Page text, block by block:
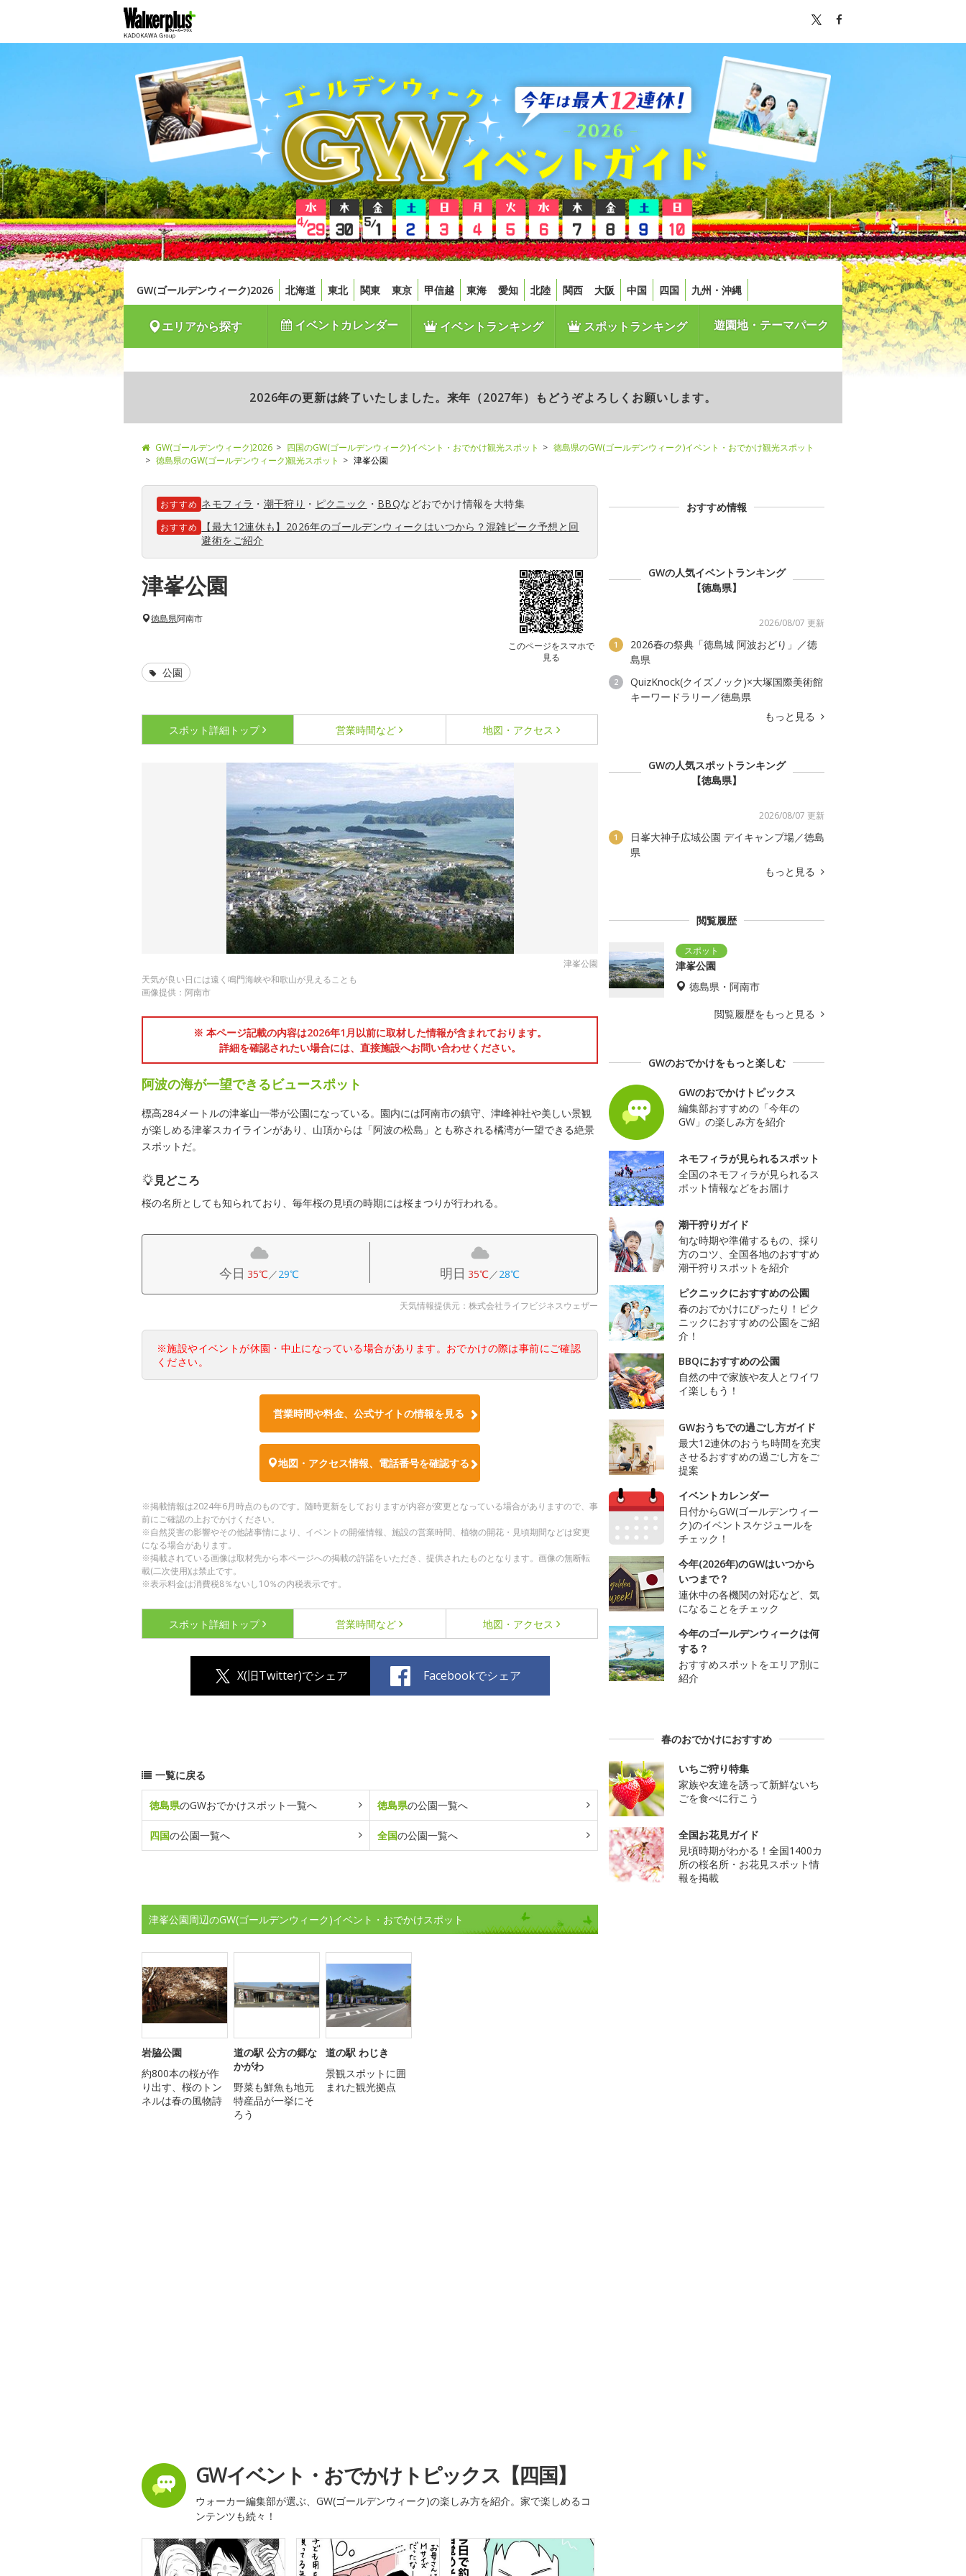
GW(ゴールデンウィーク)2026 北海道 東北 関東 東京 甲信越 東海 愛知 北陸 関西 大阪 中国 四国 九州・沖縄
エリアから探す イベントカレンダー イベントランキング スポットランキング 遊園地・テーマパーク
2026年の更新は終了いたしました。来年（2027年）もどうぞよろしくお願いします。
GW(ゴールデンウィーク)2026 四国のGW(ゴールデンウィーク)イベント・おでかけ観光スポット
徳島県のGW(ゴールデンウィーク)イベント・おでかけ観光スポット
徳島県のGW(ゴールデンウィーク)観光スポット
津峯公園
おすすめ ネモフィラ ・ 潮干狩り ・ ピクニック ・ BBQなどおでかけ情報を大特集
おすすめ
【最大12連休も】2026年のゴールデンウィークはいつから？混雑ピーク予想と回
避術をご紹介
津峯公園
このページをスマホで
見る
徳島県阿南市
公園
スポット詳細 トップ 営業時間など 地図・アクセス
津峯公園
天気が良い日には遠く鳴門海峡や和歌山が見えることも
画像提供：阿南市
※ 本ページ記載の内容は2026年1月以前に取材した情報が含まれております。
詳細を確認されたい場合には、直接施設へお問い合わせください。
阿波の海が一望できるビュースポット
標高284メートルの津峯山一帯が公園になっている。園内には阿南市の鎮守、津峰神社や美しい景観
が楽しめる津峯スカイラインがあり、山頂からは「阿波の松島」とも称される橘湾が一望できる絶景
スポットだ。
見どころ
桜の名所としても知られており、毎年桜の見頃の時期には桜まつりが行われる。
今日 35℃／29℃ 明日 35℃／28℃
天気情報提供元：株式会社ライフビジネスウェザー
※施設やイベントが休園・中止になっている場合があります。おでかけの際は事前にご確認
ください。
営業時間や料金、公式サイトの情報を見る
地図・アクセス情報、電話番号を確認する
※掲載情報は2024年6月時点のものです。随時更新をしておりますが内容が変更となっている場合がありますので、事
前にご確認の上おでかけください。
※自然災害の影響やその他諸事情により、イベントの開催情報、施設の営業時間、植物の開花・見頃期間などは変更
になる場合があります。
※掲載されている画像は取材先から本ページへの掲載の許諾をいただき、提供されたものとなります。画像の無断転
載(二次使用)は禁止です。
※表示料金は消費税8％ないし10％の内税表示です。
スポット詳細 トップ 営業時間など 地図・アクセス
X(旧Twitter)でシェア Facebookでシェア
一覧に戻る
徳島県のGWおでかけスポット一覧へ 徳島県の公園一覧へ
四国の公園一覧へ 全国の公園一覧へ
津峯公園周辺のGW(ゴールデンウィーク)イベント・おでかけスポット
岩脇公園
約800本の桜が作
り出す、桜のトン
ネルは春の風物詩
道の駅 公方の郷な
かがわ
野菜も鮮魚も地元
特産品が一挙にそ
ろう
道の駅 わじき
景観スポットに囲
まれた観光拠点
GWイベント・おでかけトピックス【四国】
ウォーカー編集部が選ぶ、GW(ゴールデンウィーク)の楽しみ方を紹介。家で楽しめるコ
ンテンツも続々！
おすすめ情報
GWの人気イベントランキング
【徳島県】
2026/08/07 更新
1
2026春の祭典「徳島城 阿波おどり」／徳
島県
2
QuizKnock(クイズノック)×大塚国際美術館
キーワードラリー／徳島県
もっと見る
GWの人気スポットランキング
【徳島県】
2026/08/07 更新
1
日峯大神子広域公園 デイキャンプ場／徳島
県
もっと見る
閲覧履歴
津峯公園
徳島県・阿南市
閲覧履歴をもっと見る
GWのおでかけをもっと楽しむ
GWのおでかけトピックス
編集部おすすめの「今年の
GW」の楽しみ方を紹介
ネモフィラが見られるスポット
全国のネモフィラが見られるス
ポット情報などをお届け
潮干狩りガイド
旬な時期や準備するもの、採り
方のコツ、全国各地のおすすめ
潮干狩りスポットを紹介
ピクニックにおすすめの公園
春のおでかけにぴったり！ピク
ニックにおすすめの公園をご紹
介！
BBQにおすすめの公園
自然の中で家族や友人とワイワ
イ楽しもう！
GWおうちでの過ごし方ガイド
最大12連休のおうち時間を充実
させるおすすめの過ごし方をご
提案
イベントカレンダー
日付からGW(ゴールデンウィー
ク)のイベントスケジュールを
チェック！
今年(2026年)のGWはいつから
いつまで？
連休中の各機関の対応など、気
になることをチェック
今年のゴールデンウィークは何
する？
おすすめスポットをエリア別に
紹介
春のおでかけにおすすめ
いちご狩り特集
家族や友達を誘って新鮮ないち
ごを食べに行こう
全国お花見ガイド
見頃時期がわかる！全国1400カ
所の桜名所・お花見スポット情
報を掲載